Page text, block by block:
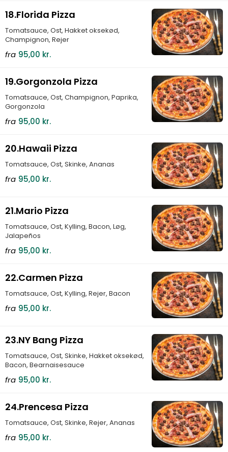
18.Florida Pizza
Tomatsauce, Ost, Hakket oksekød,
Champignon, Rejer
fra 95,00 kr.
19.Gorgonzola Pizza
Tomatsauce, Ost, Champignon, Paprika,
Gorgonzola
fra 95,00 kr.
20.Hawaii Pizza
Tomatsauce, Ost, Skinke, Ananas
fra 95,00 kr.
21.Mario Pizza
Tomatsauce, Ost, Kylling, Bacon, Løg,
Jalapeños
fra 95,00 kr.
22.Carmen Pizza
Tomatsauce, Ost, Kylling, Rejer, Bacon
fra 95,00 kr.
23.NY Bang Pizza
Tomatsauce, Ost, Skinke, Hakket oksekød,
Bacon, Bearnaisesauce
fra 95,00 kr.
24.Prencesa Pizza
Tomatsauce, Ost, Skinke, Rejer, Ananas
fra 95,00 kr.